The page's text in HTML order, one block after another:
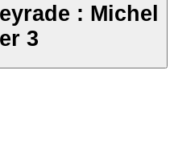
: Michel
3